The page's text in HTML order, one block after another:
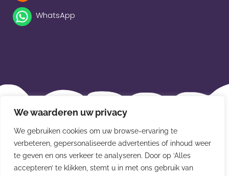
We waarderen uw privacy
We gebruiken cookies om uw browse-ervaring te
verbeteren, gepersonaliseerde advertenties of inhoud weer
te geven en ons verkeer te analyseren. Door op ‘Alles
accepteren’ te klikken, stemt u in met ons gebruik van
WhatsApp
Beleidsverklaring
Privacybeleid
Disclaimer
Leveringsvoorwaarden